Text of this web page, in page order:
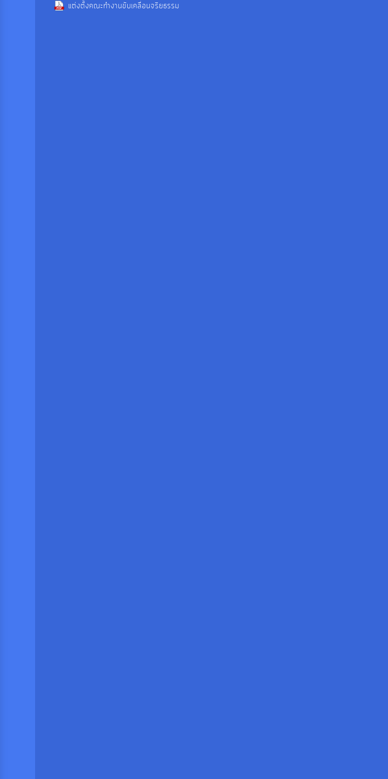
แต่งตั้งคณะทำงานขับเคลื่อนจริยธรรม